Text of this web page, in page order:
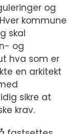
og
kommune
skal
og
hva som er
en arkitekt
sikre at
krav.